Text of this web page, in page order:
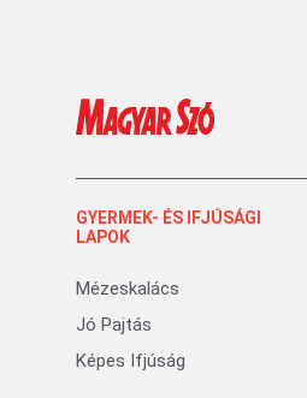
GYERMEK- ÉS IFJÚSÁGI
LAPOK
Mézeskalács
Jó Pajtás
Képes Ifjúság